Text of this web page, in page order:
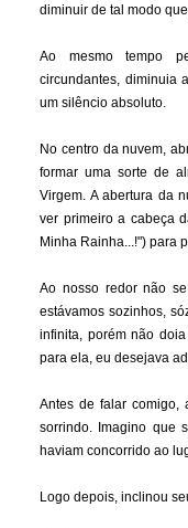
diminuir de tal modo
Ao mesmo tempo
circundantes, diminuia
um silêncio absoluto.
No centro da nuvem,
formar uma sorte de
Virgem. A abertura da
ver primeiro a cabeça
Minha Rainha...!") para
Ao nosso redor não
estávamos sozinhos,
infinita, porém não
para ela, eu desejava
Antes de falar comigo,
sorrindo. Imagino que
haviam concorrido ao
Logo depois, inclinou